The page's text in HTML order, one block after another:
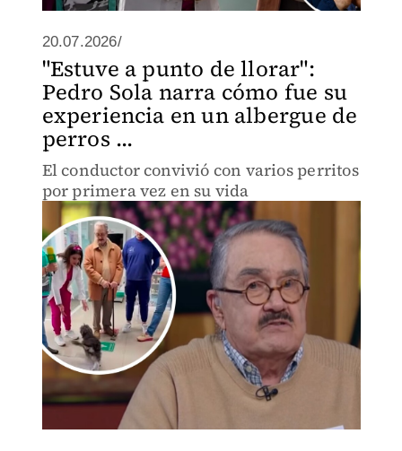
20.07.2026/
"Estuve a punto de llorar":
Pedro Sola narra cómo fue su
experiencia en un albergue de
perros ...
El conductor convivió con varios perritos
por primera vez en su vida